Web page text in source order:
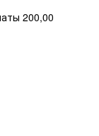
200,00